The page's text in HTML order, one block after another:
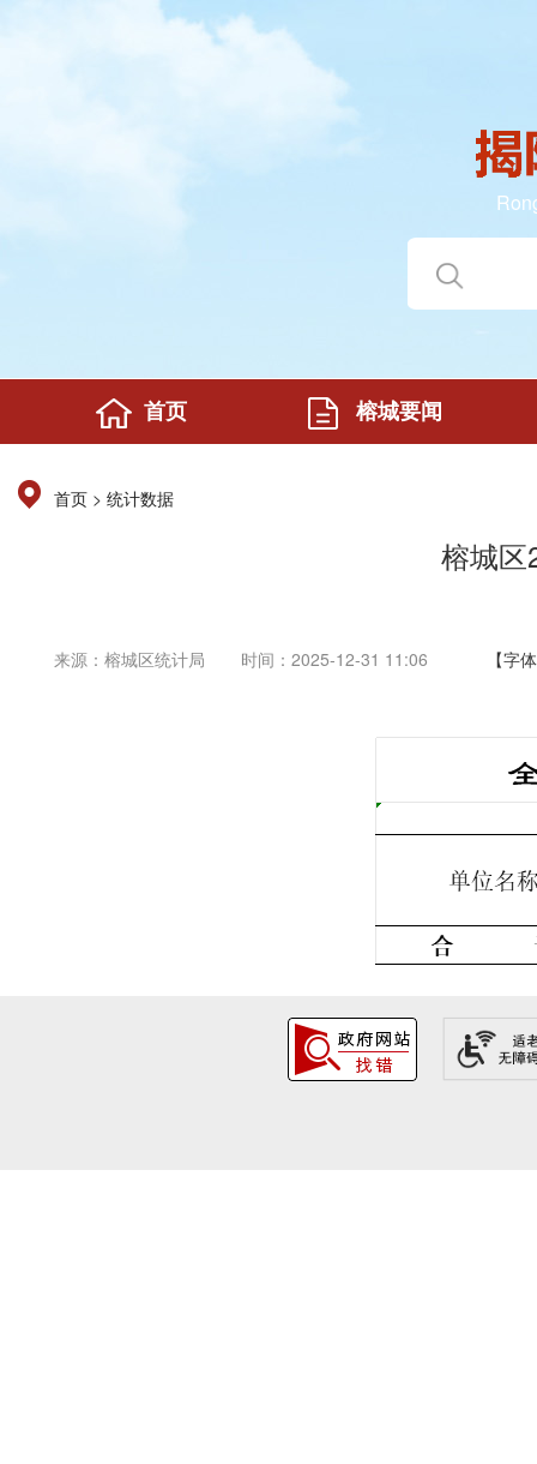
首页 榕城要闻
首页 > 统计数据
榕城区
来源：榕城区统计局 时间：2025-12-31 11:06 【字